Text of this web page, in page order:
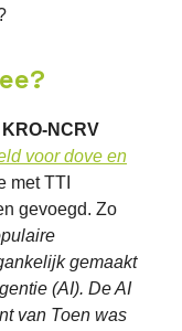
KRO-NCRV
voor dove en
met TTI
gevoegd. Zo
gemaakt
(AI). De AI
van Toen was